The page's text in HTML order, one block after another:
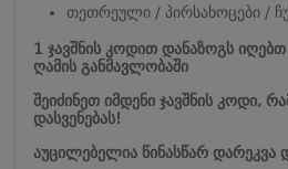
თეთრეული / პირსახოცები /
1 ჯავშნის კოდით დანაზოგს
ღამის განმავლობაში
შეიძინეთ იმდენი ჯავშნის კოდი,
დასვენებას!
აუცილებელია წინასწარ დარეკვა